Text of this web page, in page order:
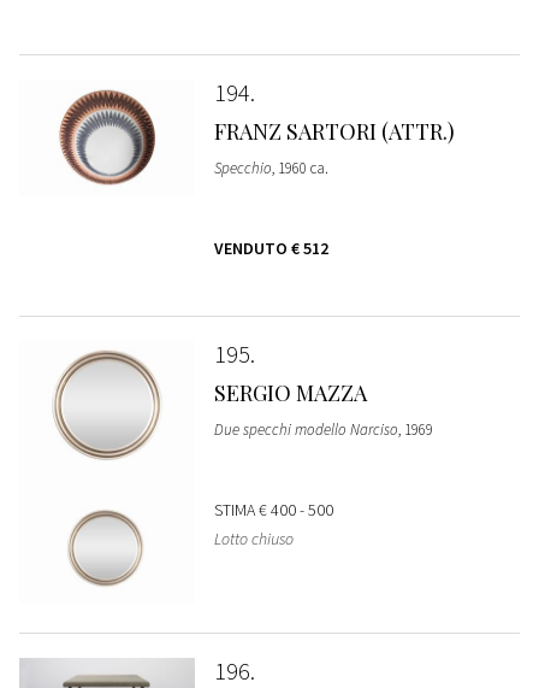
194
FRANZ SARTORI (ATTR.)
Specchio, 1960 ca.
VENDUTO € 512
195
SERGIO MAZZA
Due specchi modello Narciso, 1969
STIMA€ 400 - 500
Lotto chiuso
196